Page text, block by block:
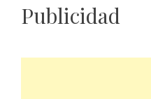
Publicidad